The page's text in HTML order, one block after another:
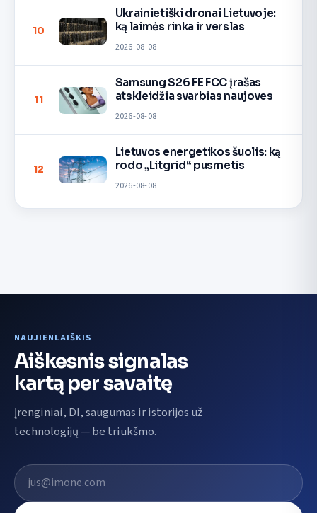
10
Ukrainietiški dronai Lietuvoje:
ką laimės rinka ir verslas
2026-08-08
11
Samsung S26 FE FCC įrašas
atskleidžia svarbias naujoves
2026-08-08
12
Lietuvos energetikos šuolis: ką
rodo „Litgrid“ pusmetis
2026-08-08
NAUJIENLAIŠKIS
Aiškesnis signalas
kartą per savaitę
Įrenginiai, DI, saugumas ir istorijos už
technologijų — be triukšmo.
El. pašto adresas